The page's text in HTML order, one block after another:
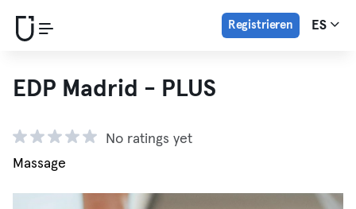
Registrieren ES
EDP Madrid - PLUS
No ratings yet
Massage